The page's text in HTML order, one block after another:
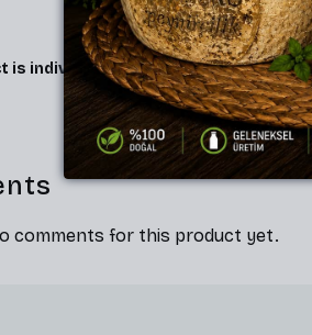
is individually vacuum-packaged in
comments for this product yet.